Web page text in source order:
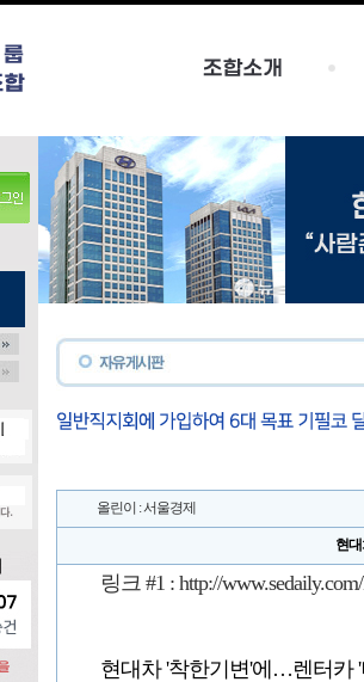
올린이 : 서울경제
현
링크 #1 :http://
현대차 '착한기변'에…렌터카